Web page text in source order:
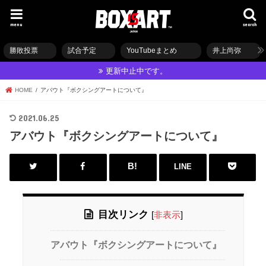
search
menu
勝敗投票 試合予定 YouTubeまとめ 井上尚弥
更新中止中です。
HOME アバウト『ボクシングアートについて』
2021.06.25
アバウト『ボクシングアートについて』
LINE
目次リンク [非表示]
アバウト『ボクシングアートについて』